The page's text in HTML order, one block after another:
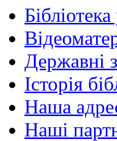
Державні
Історія
Наша
Наші